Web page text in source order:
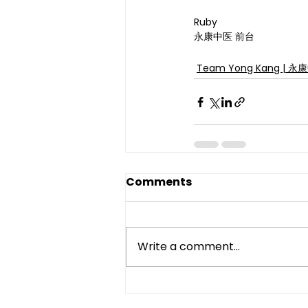
Ruby
永康中医 前台
Team Yong Kang | 永
Comments
Write a comment...